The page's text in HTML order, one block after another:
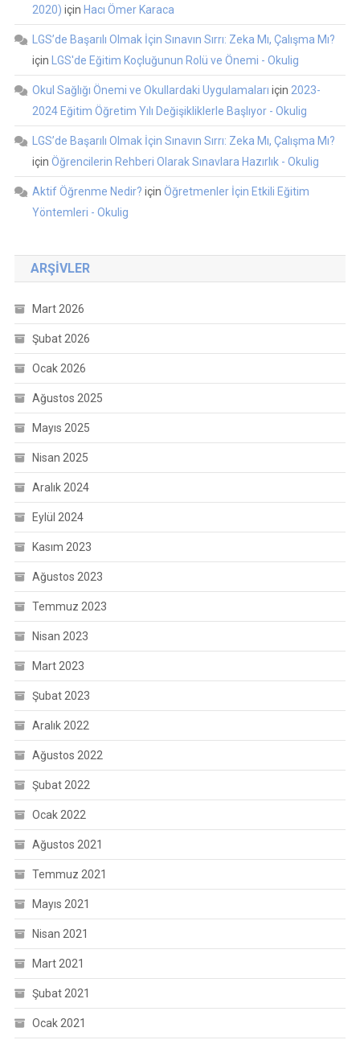
2020) için Hacı Ömer Karaca
LGS’de Başarılı Olmak İçin Sınavın Sırrı: Zeka Mı, Çalışma Mı?
için
LGS'de Eğitim Koçluğunun Rolü ve Önemi - Okulig
Okul Sağlığı Önemi ve Okullardaki Uygulamaları için 2023-
2024 Eğitim Öğretim Yılı Değişikliklerle Başlıyor - Okulig
LGS’de Başarılı Olmak İçin Sınavın Sırrı: Zeka Mı, Çalışma Mı?
için Öğrencilerin Rehberi Olarak Sınavlara Hazırlık - Okulig
Aktif Öğrenme Nedir? için Öğretmenler İçin Etkili Eğitim
Yöntemleri - Okulig
ARŞIVLER
Mart 2026
Şubat 2026
Ocak 2026
Ağustos 2025
Mayıs 2025
Nisan 2025
Aralık 2024
Eylül 2024
Kasım 2023
Ağustos 2023
Temmuz 2023
Nisan 2023
Mart 2023
Şubat 2023
Aralık 2022
Ağustos 2022
Şubat 2022
Ocak 2022
Ağustos 2021
Temmuz 2021
Mayıs 2021
Nisan 2021
Mart 2021
Şubat 2021
Ocak 2021